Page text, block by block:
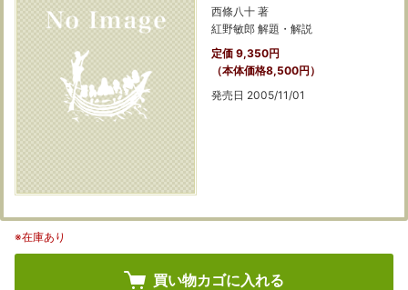
西條八十 著
紅野敏郎 解題・解説
定価 9,350円
（本体価格8,500円）
発売日 2005/11/01
※在庫あり
買い物カゴに入れる